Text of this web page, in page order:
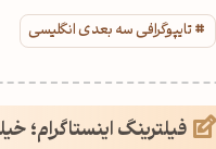
تایپوگرافی سه بعدی انگلیسی
فیلترینگ اینستاگرام؛